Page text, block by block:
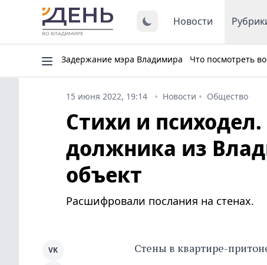
Новости
Задержание мэра Владимира Что посмотреть
15 июня 2022, 19:14 Новости Общество
Стихи и
должника из
объект
Расшифровали послания на стенах.
Стены в квартире-
VK